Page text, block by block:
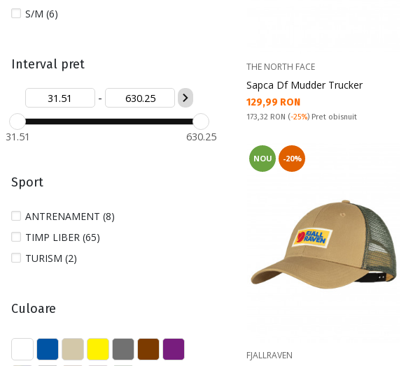
S/M (6)
Interval pret
-
31.51 630.25
Sport
ANTRENAMENT (8)
TIMP LIBER (65)
TURISM (2)
Culoare
THE NORTH FACE
Sapca Df Mudder Trucker
Текуща цена:
129,99 RON
Pret obisnuit:
173,32 RON (-25%) Pret obisnuit
NOU -20%
FJALLRAVEN